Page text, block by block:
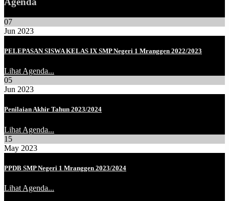
07
Jun 2023
PELEPASAN SISWA KELAS IX SMP Negeri 1 Mranggen 2022/2023
Lihat Agenda...
05
Jun 2023
Penilaian Akhir Tahun 2023/2024
Lihat Agenda...
15
May 2023
PPDB SMP Negeri 1 Mranggen 2023/2024
Lihat Agenda...